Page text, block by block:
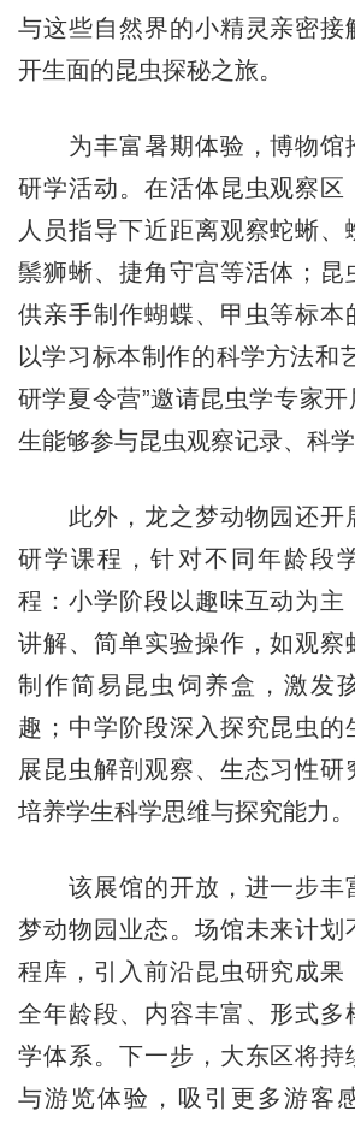
与这些自然界的小精灵亲密接
开生面的昆虫探秘之旅。​
为丰富暑期体验，博物馆
研学活动。在活体昆虫观察区
人员指导下近距离观察蛇蜥、
鬃狮蜥、捷角守宫等活体；昆
供亲手制作蝴蝶、甲虫等标本
以学习标本制作的科学方法和
研学夏令营”邀请昆虫学专家
生能够参与昆虫观察记录、科学
此外，龙之梦动物园还开
研学课程，针对不同年龄段
程：小学阶段以趣味互动为主
讲解、简单实验操作，如观察
制作简易昆虫饲养盒，激发
趣；中学阶段深入探究昆虫的
展昆虫解剖观察、生态习性研
培养学生科学思维与探究能力。
该展馆的开放，进一步丰
梦动物园业态。场馆未来计划
程库，引入前沿昆虫研究成果
全年龄段、内容丰富、形式多
学体系。下一步，大东区将持
与游览体验，吸引更多游客